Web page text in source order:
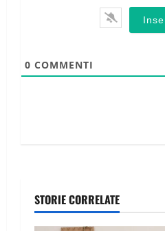
0 COMMENTI
STORIE CORRELATE